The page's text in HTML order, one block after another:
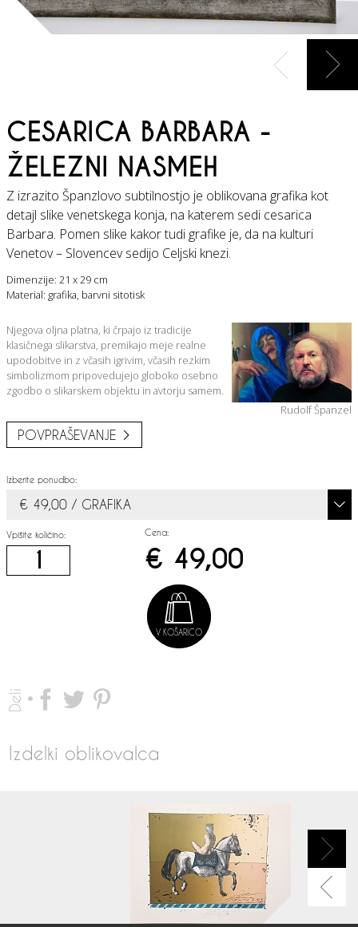
Naprej
CESARICA BARBARA -
ŽELEZNI NASMEH
Z izrazito Španzlovo subtilnostjo je oblikovana grafika kot
detajl slike venetskega konja, na katerem sedi cesarica
Barbara. Pomen slike kakor tudi grafike je, da na kulturi
Venetov – Slovencev sedijo Celjski knezi.
Dimenzije: 21 x 29 cm
Material: grafika, barvni sitotisk
Rudolf Španzel
Njegova oljna platna, ki črpajo iz tradicije
klasičnega slikarstva, premikajo meje realne
upodobitve in z včasih igrivim, včasih rezkim
simbolizmom pripovedujejo globoko osebno
zgodbo o slikarskem objektu in avtorju samem.
POVPRAŠEVANJE
Izberite ponudbo:
€ 49,00 / GRAFIKA
Vpišite količino: Cena:
€ 49,00
V KOŠARICO
Deli
Izdelki oblikovalca